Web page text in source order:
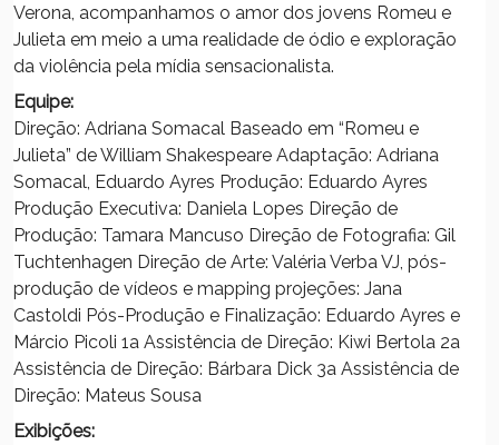
Verona, acompanhamos o amor dos jovens Romeu e
Julieta em meio a uma realidade de ódio e exploração
da violência pela mídia sensacionalista.
Equipe:
Direção: Adriana Somacal Baseado em “Romeu e
Julieta” de William Shakespeare Adaptação: Adriana
Somacal, Eduardo Ayres Produção: Eduardo Ayres
Produção Executiva: Daniela Lopes Direção de
Produção: Tamara Mancuso Direção de Fotografia: Gil
Tuchtenhagen Direção de Arte: Valéria Verba VJ, pós-
produção de vídeos e mapping projeções: Jana
Castoldi Pós-Produção e Finalização: Eduardo Ayres e
Márcio Picoli 1a Assistência de Direção: Kiwi Bertola 2a
Assistência de Direção: Bárbara Dick 3a Assistência de
Direção: Mateus Sousa
Exibições: